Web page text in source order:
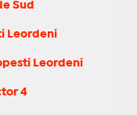
Sud
Leordeni
Leordeni
4